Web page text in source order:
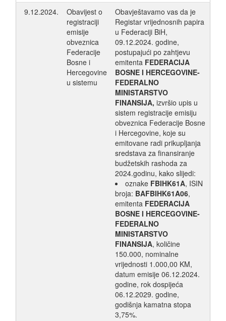
9.12.2024.
Obavijest o
registraciji
emisije
obveznica
Federacije
Bosne i
Hercegovine
u sistemu
Obavještavamo vas da je
Registar vrijednosnih papira
u Federaciji BiH,
09.12.2024. godine,
postupajući po zahtjevu
emitenta FEDERACIJA
BOSNE I HERCEGOVINE-
FEDERALNO
MINISTARSTVO
FINANSIJA, izvršio upis u
sistem registracije emisiju
obveznica Federacije Bosne
i Hercegovine, koje su
emitovane radi prikupljanja
sredstava za finansiranje
budžetskih rashoda za
2024.godinu, kako slijedi:
oznake FBIHK61A, ISIN
broja: BAFBIHK61A06,
emitenta FEDERACIJA
BOSNE I HERCEGOVINE-
FEDERALNO
MINISTARSTVO
FINANSIJA, količine
150.000, nominalne
vrijednosti 1.000,00 KM,
datum emisije 06.12.2024.
godine, rok dospijeća
06.12.2029. godine,
godišnja kamatna stopa
3,75%.